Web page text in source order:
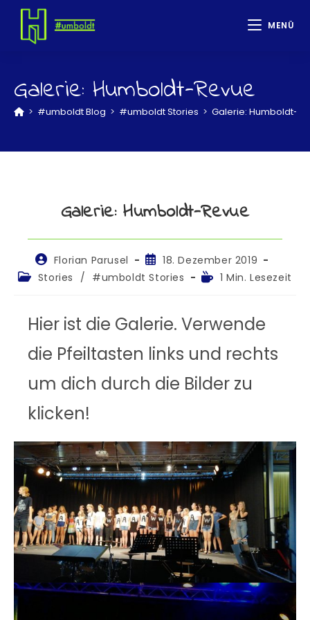
MENÜ
Galerie: Humboldt-Revue
> #umboldt Blog > #umboldt Stories > Galerie: Humboldt-
Galerie: Humboldt-Revue
Florian Parusel
18. Dezember 2019
Stories
/ #umboldt Stories 1 Min. Lesezeit
Hier ist die Galerie. Verwende
die Pfeiltasten links und rechts
um dich durch die Bilder zu
klicken!